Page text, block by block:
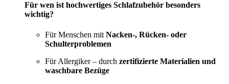
Für wen ist hochwertiges Schlafzubehör besonders
wichtig?
Für Menschen mit Nacken-, Rücken- oder
Schulterproblemen
Für Allergiker – durch zertifizierte Materialien und
waschbare Bezüge